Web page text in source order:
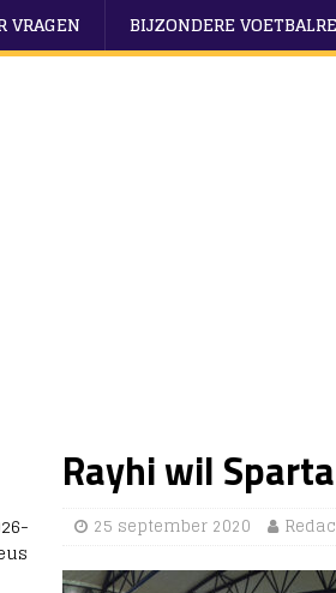
VRAGEN BIJZONDERE
Rayhi wil
25 september 2020